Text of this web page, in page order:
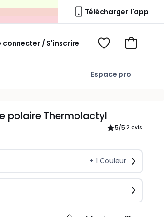
Télécharger l'app
Espace pro
connecter / S'inscrire
Voir
Voir
polaire Thermolactyl
5/5 2 avis
+ 1 Couleur